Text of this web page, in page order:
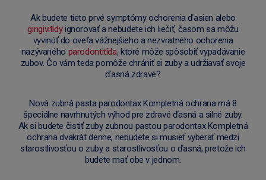
Ak budete tieto prvé symptómy ochorenia ďasien alebo
gingivitídyignorovať a nebudete ich liečiť, časom sa môžu
vyvinúť do oveľa vážnejšieho a nezvratného ochorenia
nazývaného parodontitída, ktoré môže spôsobiť vypadávanie
zubov. Čo vám teda pomôže chrániť si zuby a udržiavať svoje
ďasná zdravé?
Nová zubná pasta parodontax Kompletná ochrana má 8
špeciálne navrhnutých výhod pre zdravé ďasná a silné zuby.
Ak si budete čistiť zuby zubnou pastou parodontax Kompletná
ochrana dvakrát denne, nebudete si musieť vyberať medzi
starostlivosťou o zuby a starostlivosťou o ďasná, pretože ich
budete mať obe v jednom.